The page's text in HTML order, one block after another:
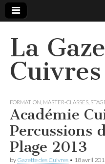
La
Cuivres
FORMATION MASTER-CLASSES
Académie
Percussions
Plage 2013
by Gazette des Cuivres • 18 avril